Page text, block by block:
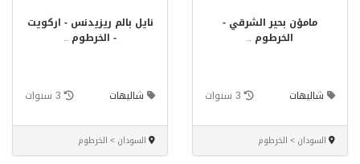
مامؤن بحير الشرقي -
الخرطوم ..
شاليهات 3 سنوات
السودان > الخرطوم
نايل بالم ريزيدنس - اركويت
- الخرطوم ..
شاليهات 3 سنوات
السودان > الخرطوم